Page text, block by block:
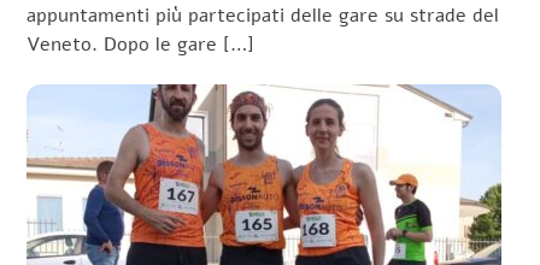
appuntamenti più partecipati delle gare su strade del
Veneto. Dopo le gare […]